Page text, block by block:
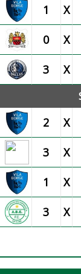
1 X
0 X
3 X
2 X
3 X
1 X
3 X